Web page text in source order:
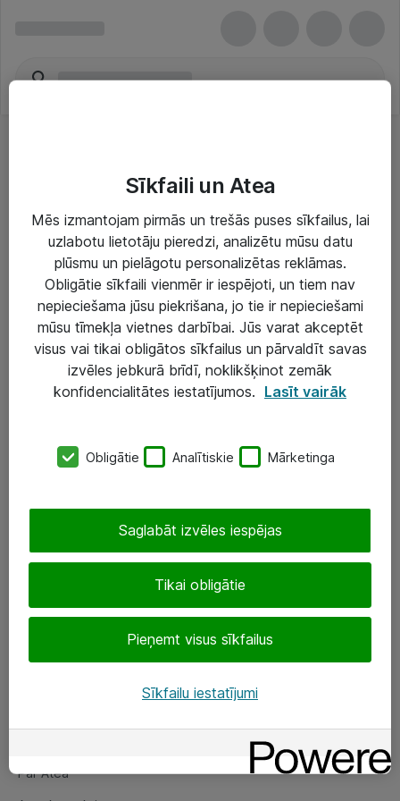
Risinājumi & Pakalpojumi
IT serviss un atbalsts
IT infrastruktūra
Darba vietu IT risinājumi
Serveri un datu centri
SIA „ATEA”
eShop@atea.lv
Sekojiet mums
Par Atea
Par Atea
Sīkfaili un Atea
Mēs izmantojam pirmās un trešās puses sīkfailus, lai
uzlabotu lietotāju pieredzi, analizētu mūsu datu
plūsmu un pielāgotu personalizētas reklāmas.
Obligātie sīkfaili vienmēr ir iespējoti, un tiem nav
nepieciešama jūsu piekrišana, jo tie ir nepieciešami
mūsu tīmekļa vietnes darbībai. Jūs varat akceptēt
visus vai tikai obligātos sīkfailus un pārvaldīt savas
izvēles jebkurā brīdī, noklikšķinot zemāk
konfidencialitātes iestatījumos. Lasīt vairāk
Obligātie Analītiskie Mārketinga
Tikai obligātie
Pieņemt visus sīkfailus
Saglabāt izvēles iespējas
Sīkfailu iestatījumi